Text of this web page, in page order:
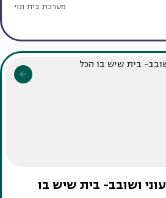
מערכת בית ונוי
ושובב- בית שיש בו